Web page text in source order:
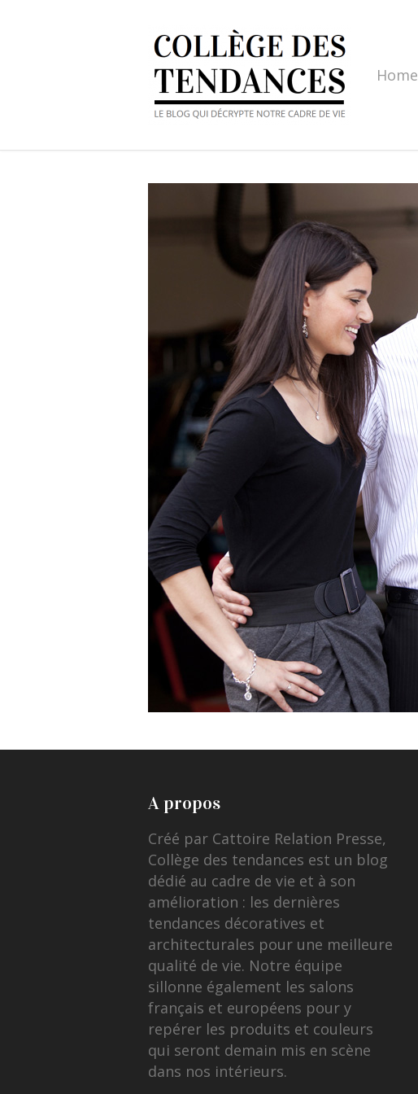
Home
A propos
Créé par Cattoire Relation Presse,
Collège des tendances est un blog
dédié au cadre de vie et à son
amélioration : les dernières
tendances décoratives et
architecturales pour une meilleure
qualité de vie. Notre équipe
sillonne également les salons
français et européens pour y
repérer les produits et couleurs
qui seront demain mis en scène
dans nos intérieurs.